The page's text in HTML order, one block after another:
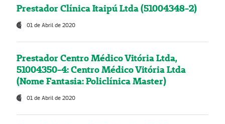
Prestador Clínica Itaipú Ltda (51004348-2)
01 de Abril de 2020
Prestador Centro Médico Vitória Ltda,
51004350-4: Centro Médico Vitória Ltda
(Nome Fantasia: Policlínica Master)
01 de Abril de 2020